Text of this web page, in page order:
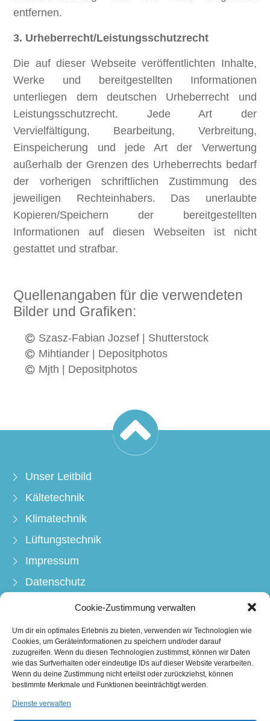
Cookie-Zustimmung verwalten
Um dir ein optimales Erlebnis zu bieten, verwenden wir Technologien wie
Cookies, um Geräteinformationen zu speichern und/oder darauf
zuzugreifen. Wenn du diesen Technologien zustimmst, können wir Daten
wie das Surfverhalten oder eindeutige IDs auf dieser Website verarbeiten.
Wenn du deine Zustimmung nicht erteilst oder zurückziehst, können
bestimmte Merkmale und Funktionen beeinträchtigt werden.
Dienste verwalten
entfernen.
3. Urheberrecht/Leistungsschutzrecht
Die auf dieser Webseite veröffentlichten Inhalte,
Werke und bereitgestellten Informationen
unterliegen dem deutschen Urheberrecht und
Leistungsschutzrecht. Jede Art der
Vervielfältigung, Bearbeitung, Verbreitung,
Einspeicherung und jede Art der Verwertung
außerhalb der Grenzen des Urheberrechts bedarf
der vorherigen schriftlichen Zustimmung des
jeweiligen Rechteinhabers. Das unerlaubte
Kopieren/Speichern der bereitgestellten
Informationen auf diesen Webseiten ist nicht
gestattet und strafbar.
Quellenangaben für die verwendeten
Bilder und Grafiken:
Szasz-Fabian Jozsef | Shutterstock
Mihtiander | Depositphotos
Mjth | Depositphotos
Unser Leitbild
Kältetechnik
Klimatechnik
Lüftungstechnik
Impressum
Datenschutz
Kälte - Klimatechnik Spörck GmbH
Alte Dorfstraße 24a
35091 Cölbe